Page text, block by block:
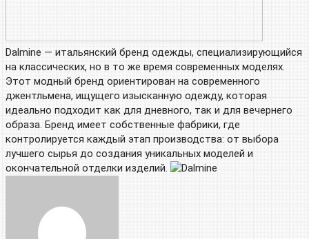
Dalmine — итальянский бренд одежды, специализирующийся
на классических, но в то же время современных моделях.
Этот модный бренд ориентирован на современного
джентльмена, ищущего изысканную одежду, которая
идеально подходит как для дневного, так и для вечернего
образа. Бренд имеет собственные фабрики, где
контролируется каждый этап производства: от выбора
лучшего сырья до создания уникальных моделей и
окончательной отделки изделий.